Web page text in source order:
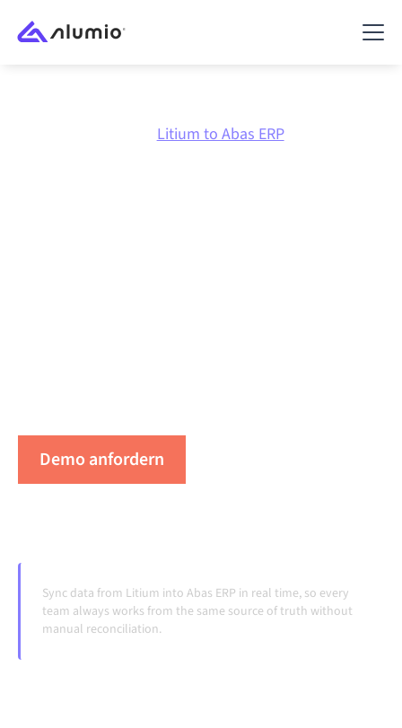
Litium to Abas ERP
Demo anfordern
Sync data from Litium into Abas ERP in real time, so every
team always works from the same source of truth without
manual reconciliation.